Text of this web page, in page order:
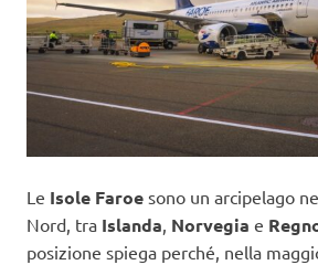
Le Isole Faroe sono un arcipelago
Nord, tra Islanda, Norvegia e
posizione spiega perché, nella